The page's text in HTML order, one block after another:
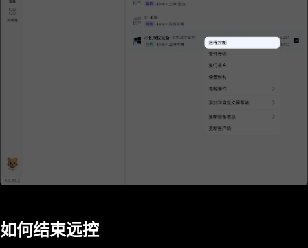
如何结束远控